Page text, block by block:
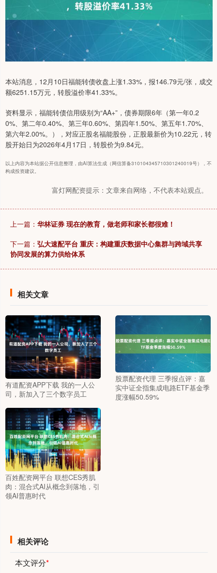
本站消息，12月10日福能转债收盘上涨1.33%，报146.79元/张，成交
额6251.15万元，转股溢价率41.33%。
资料显示，福能转债信用级别为“AA+”，债券期限6年（第一年0.2
0%、第二年0.40%、第三年0.60%、第四年1.50%、第五年1.70%、
第六年2.00%。），对应正股名福能股份，正股最新价为10.22元，转
股开始日为2026年4月17日，转股价为9.84元。
以上内容为本站据公开信息整理，由AI算法生成（网信算备310104345710301240019号），不
构成投资建议。
富灯网配资提示：文章来自网络，不代表本站观点。
上一篇： 华林证券 现在的教育，做老师和家长都很难！
下一篇： 弘大速配平台 重庆：构建重庆数据中心集群与跨域共享
协同发展的算力供给体系
相关文章
有道配资APP下载 我的一人公
司，新加入了三个数字员工
股票配资代理 三季报点评：嘉
实中证全指集成电路ETF基金季
度涨幅50.59%
百姓配资网平台 联想CES秀肌
肉：混合式AI从概念到落地，引
领AI普惠时代
相关评论
本文评分*